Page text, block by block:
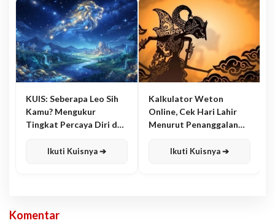
KUIS: Seberapa Leo Sih
Kamu? Mengukur
Tingkat Percaya Diri dan
Ikuti Kuisnya ➔
Kalkulator Weton
Online, Cek Hari Lahir
Menurut Penanggalan
Ikuti Kuisnya ➔
Komentar